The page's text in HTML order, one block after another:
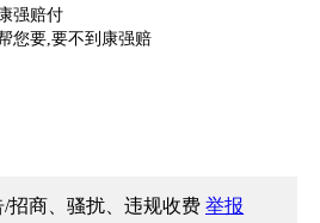
强赔付
您要,要不到康强赔
/招商、骚扰、违规收费举报